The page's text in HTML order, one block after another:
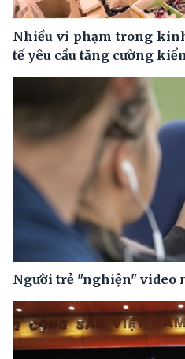
Nhiều vi phạm trong
tế yêu cầu tăng cường
Người trẻ "nghiện" video